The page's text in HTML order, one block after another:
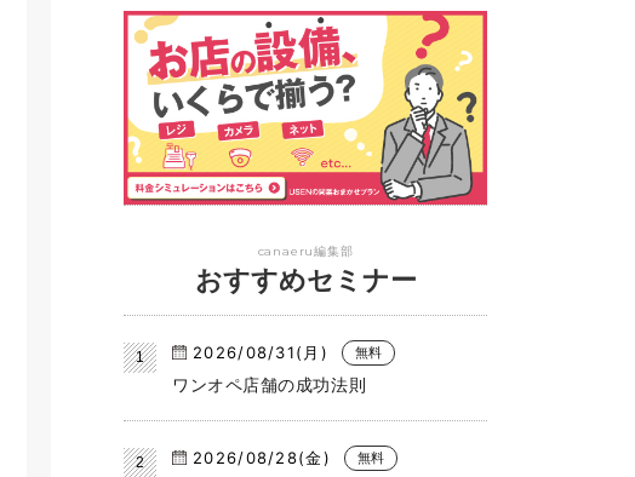
canaeru編集部
おすすめセミナー
2026/08/31(月) 無料
ワンオペ店舗の成功法則
2026/08/28(金) 無料